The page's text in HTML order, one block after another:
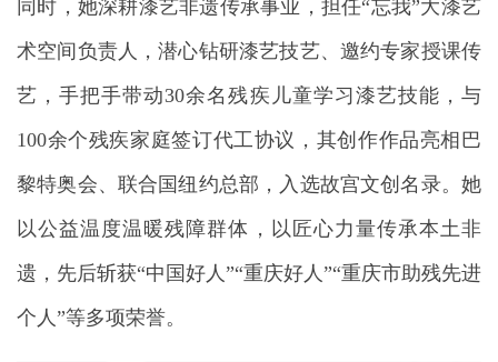
同时，她深耕漆艺非遗传承事业，担任“忘我”大漆艺
术空间负责人，潜心钻研漆艺技艺、邀约专家授课传
艺，手把手带动30余名残疾儿童学习漆艺技能，与
100余个残疾家庭签订代工协议，其创作作品亮相巴
黎特奥会、联合国纽约总部，入选故宫文创名录。她
以公益温度温暖残障群体，以匠心力量传承本土非
遗，先后斩获“中国好人”“重庆好人”“重庆市助残先进
个人”等多项荣誉。